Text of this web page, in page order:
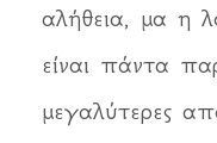
αλήθεια, μα η
είναι πάντα
μεγαλύτερες